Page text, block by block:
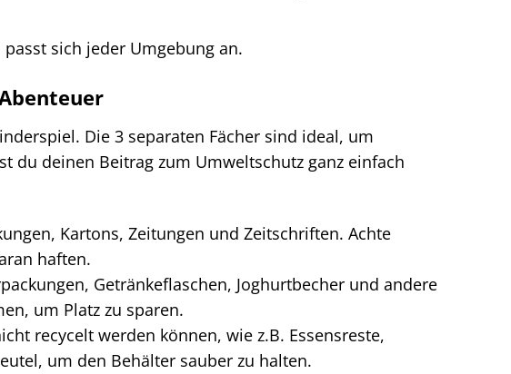
sich jeder Umgebung an.
Die 3 separaten Fächer sind ideal, um
du deinen Beitrag zum Umweltschutz ganz einfach
Kartons, Zeitungen und Zeitschriften. Achte
haften.
Getränkeflaschen, Joghurtbecher und andere
um Platz zu sparen.
recycelt werden können, wie z.B. Essensreste,
um den Behälter sauber zu halten.